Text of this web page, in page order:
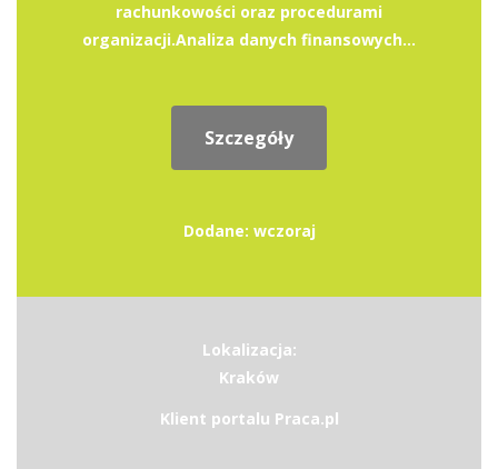
rachunkowości oraz procedurami
organizacji.Analiza danych finansowych...
Szczegóły
Dodane: wczoraj
Lokalizacja:
Kraków
Klient portalu Praca.pl